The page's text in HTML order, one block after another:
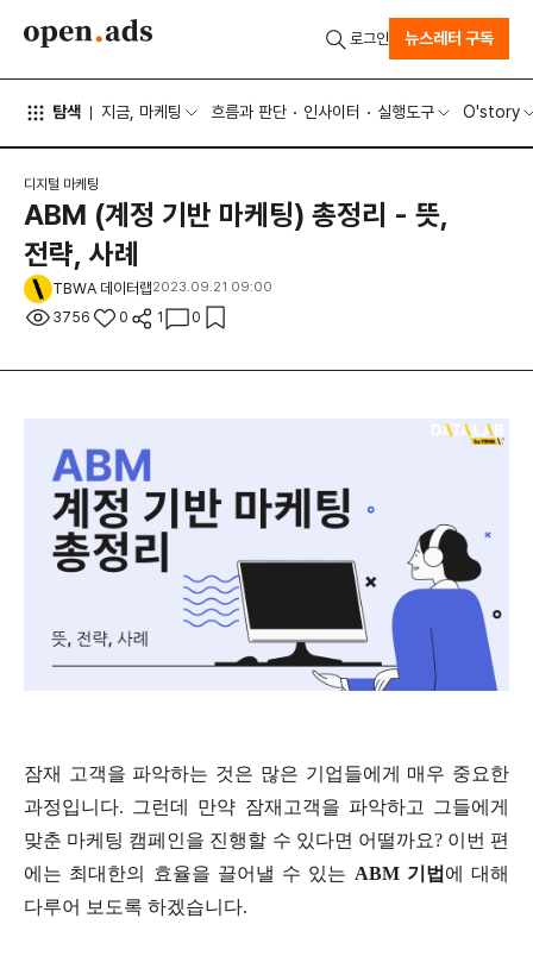
탐색 지금, 마케팅 흐름과 판단 인사이터 실행도구 O'story
로그인 뉴스레터 구독
디지털 마케팅
ABM (계정 기반 마케팅) 총정리 - 뜻,
전략, 사례
TBWA 데이터랩2023.09.21 09:00
3756 0 1 0
잠재 고객을 파악하는 것은 많은 기업들에게 매우 중요한
과정입니다. 그런데 만약 잠재고객을 파악하고 그들에게
맞춘 마케팅 캠페인을 진행할 수 있다면 어떨까요? 이번 편
에는 최대한의 효율을 끌어낼 수 있는 ABM 기법 에 대해
다루어 보도록 하겠습니다.